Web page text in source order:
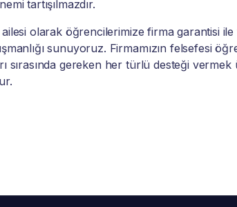
tartışılmazdır.
olarak öğrencilerimize firma garantisi ile
sunuyoruz. Firmamızın felsefesi
sırasında gereken her türlü desteği vermek